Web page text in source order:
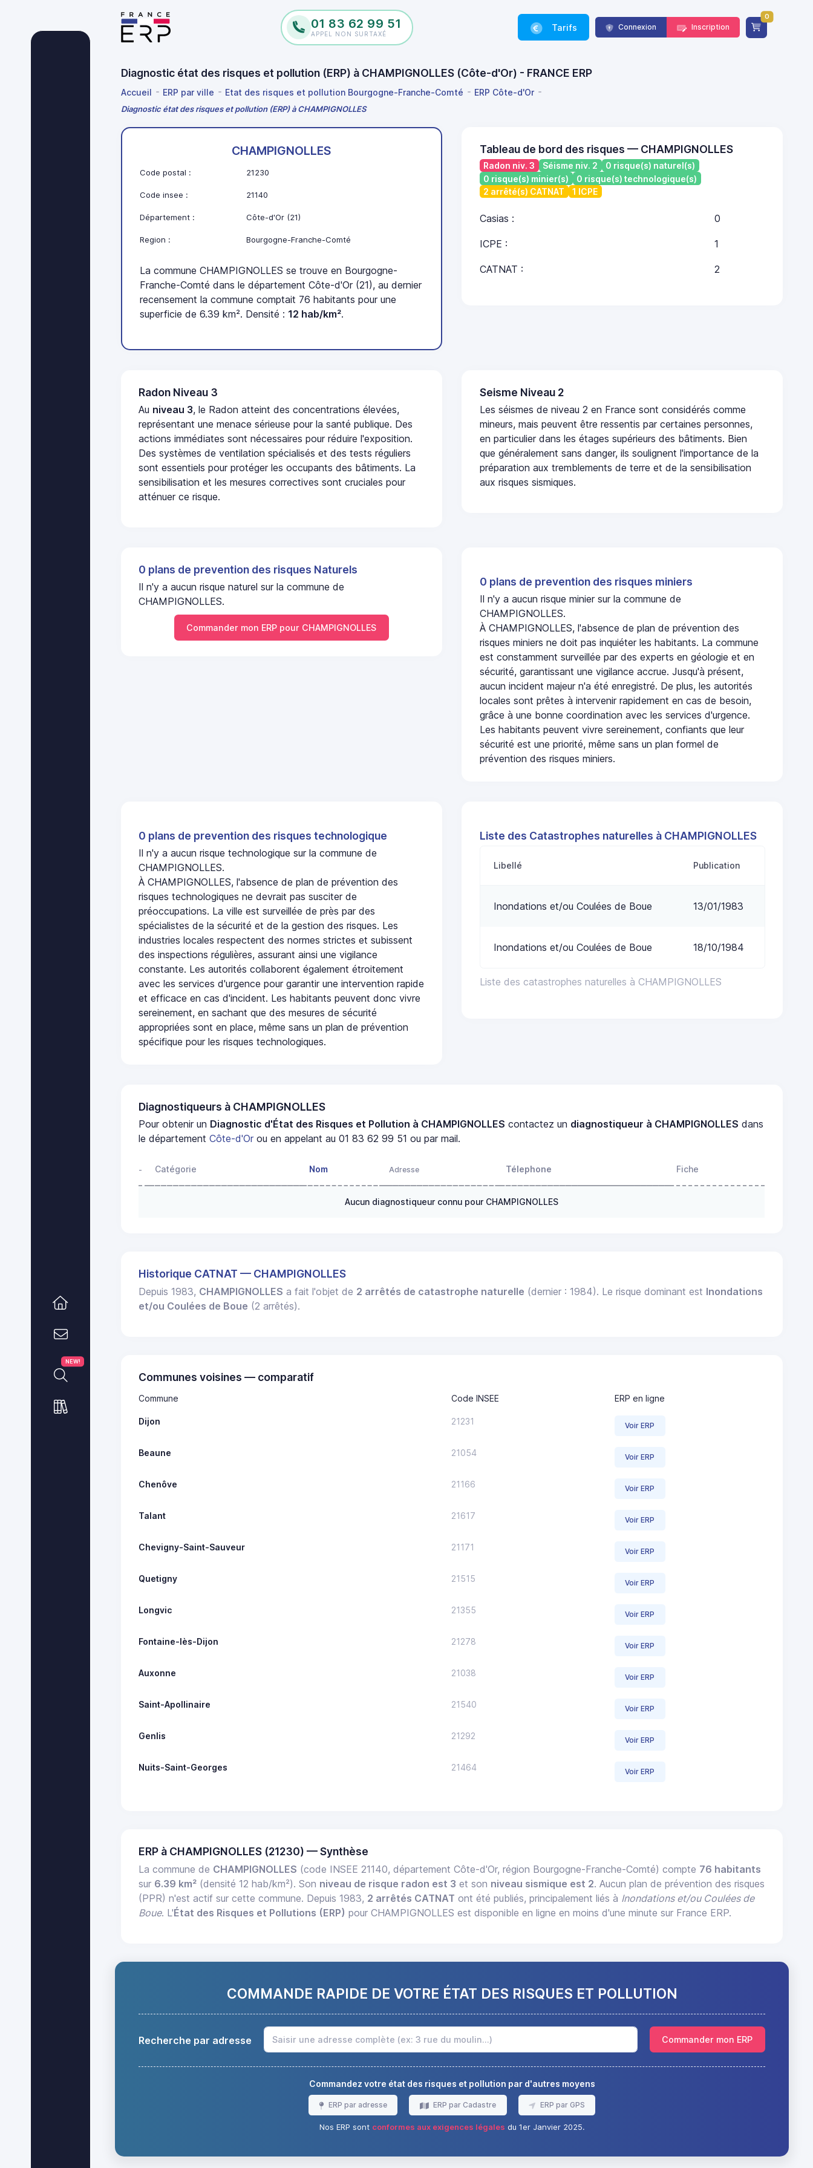
01 83 62 99 51
APPEL NON SURTAXÉ
Tarifs Connexion Inscription
0
Diagnostic état des risques et pollution (ERP) à CHAMPIGNOLLES (Côte-d'Or) - FRANCE ERP
Accueil ERP par ville Etat des risques et pollution Bourgogne-Franche-Comté ERP Côte-d'Or
Diagnostic état des risques et pollution (ERP) à CHAMPIGNOLLES
NEW!
CHAMPIGNOLLES
Code postal : 21230
Code insee : 21140
Département : Côte-d'Or (21)
Region : Bourgogne-Franche-Comté
La commune CHAMPIGNOLLES se trouve en Bourgogne-
Franche-Comté dans le département Côte-d'Or (21), au dernier
recensement la commune comptait 76 habitants pour une
superficie de 6.39 km². Densité : 12 hab/km².
Tableau de bord des risques — CHAMPIGNOLLES
Radon niv. 3 Séisme niv. 2
0 risque(s) naturel(s)
0 risque(s) minier(s)
0 risque(s) technologique(s)
2 arrêté(s) CATNAT
1 ICPE
Casias : 0
ICPE : 1
CATNAT : 2
Radon Niveau 3
Au niveau 3, le Radon atteint des concentrations élevées,
représentant une menace sérieuse pour la santé publique. Des
actions immédiates sont nécessaires pour réduire l'exposition.
Des systèmes de ventilation spécialisés et des tests réguliers
sont essentiels pour protéger les occupants des bâtiments. La
sensibilisation et les mesures correctives sont cruciales pour
atténuer ce risque.
Seisme Niveau 2
Les séismes de niveau 2 en France sont considérés comme
mineurs, mais peuvent être ressentis par certaines personnes,
en particulier dans les étages supérieurs des bâtiments. Bien
que généralement sans danger, ils soulignent l'importance de la
préparation aux tremblements de terre et de la sensibilisation
aux risques sismiques.
0 plans de prevention des risques Naturels
Il n'y a aucun risque naturel sur la commune de
CHAMPIGNOLLES.
Commander mon ERP pour CHAMPIGNOLLES
0 plans de prevention des risques miniers
Il n'y a aucun risque minier sur la commune de
CHAMPIGNOLLES.
À CHAMPIGNOLLES, l'absence de plan de prévention des
risques miniers ne doit pas inquiéter les habitants. La commune
est constamment surveillée par des experts en géologie et en
sécurité, garantissant une vigilance accrue. Jusqu'à présent,
aucun incident majeur n'a été enregistré. De plus, les autorités
locales sont prêtes à intervenir rapidement en cas de besoin,
grâce à une bonne coordination avec les services d'urgence.
Les habitants peuvent vivre sereinement, confiants que leur
sécurité est une priorité, même sans un plan formel de
prévention des risques miniers.
0 plans de prevention des risques technologique
Il n'y a aucun risque technologique sur la commune de
CHAMPIGNOLLES.
À CHAMPIGNOLLES, l'absence de plan de prévention des
risques technologiques ne devrait pas susciter de
préoccupations. La ville est surveillée de près par des
spécialistes de la sécurité et de la gestion des risques. Les
industries locales respectent des normes strictes et subissent
des inspections régulières, assurant ainsi une vigilance
constante. Les autorités collaborent également étroitement
avec les services d'urgence pour garantir une intervention rapide
et efficace en cas d'incident. Les habitants peuvent donc vivre
sereinement, en sachant que des mesures de sécurité
appropriées sont en place, même sans un plan de prévention
spécifique pour les risques technologiques.
Liste des Catastrophes naturelles à CHAMPIGNOLLES
Liste des catastrophes naturelles à CHAMPIGNOLLES
Libellé Publication
Inondations et/ou Coulées de Boue 13/01/1983
Inondations et/ou Coulées de Boue 18/10/1984
Diagnostiqueurs à CHAMPIGNOLLES
Pour obtenir un Diagnostic d'État des Risques et Pollution à CHAMPIGNOLLES contactez un diagnostiqueur à CHAMPIGNOLLES dans
le départementCôte-d'Or ou en appelant au 01 83 62 99 51 ou par mail.
- Catégorie Nom Adresse Télephone Fiche
Aucun diagnostiqueur connu pour CHAMPIGNOLLES
Historique CATNAT — CHAMPIGNOLLES
Depuis 1983, CHAMPIGNOLLES a fait l'objet de 2 arrêtés de catastrophe naturelle (dernier : 1984). Le risque dominant est Inondations
et/ou Coulées de Boue (2 arrêtés).
Communes voisines — comparatif
Commune Code INSEE ERP en ligne
Dijon 21231 Voir ERP
Beaune 21054 Voir ERP
Chenôve 21166 Voir ERP
Talant 21617 Voir ERP
Chevigny-Saint-Sauveur 21171 Voir ERP
Quetigny 21515 Voir ERP
Longvic 21355 Voir ERP
Fontaine-lès-Dijon 21278 Voir ERP
Auxonne 21038 Voir ERP
Saint-Apollinaire 21540 Voir ERP
Genlis 21292 Voir ERP
Nuits-Saint-Georges 21464 Voir ERP
ERP à CHAMPIGNOLLES (21230) — Synthèse
La commune de CHAMPIGNOLLES (code INSEE 21140, département Côte-d'Or, région Bourgogne-Franche-Comté) compte 76 habitants
sur 6.39 km² (densité 12 hab/km²). Son niveau de risque radon est 3 et son niveau sismique est 2. Aucun plan de prévention des risques
(PPR) n'est actif sur cette commune. Depuis 1983, 2 arrêtés CATNAT ont été publiés, principalement liés à Inondations et/ou Coulées de
Boue. L'État des Risques et Pollutions (ERP) pour CHAMPIGNOLLES est disponible en ligne en moins d'une minute sur France ERP.
COMMANDE RAPIDE DE VOTRE ÉTAT DES RISQUES ET POLLUTION
Recherche par adresse Commander mon ERP
Commandez votre état des risques et pollution par d'autres moyens
ERP par adresse ERP par Cadastre ERP par GPS
Nos ERP sont conformes aux exigences légales du 1er Janvier 2025.